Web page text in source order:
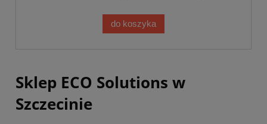
do koszyka
Sklep ECO Solutions w
Szczecinie